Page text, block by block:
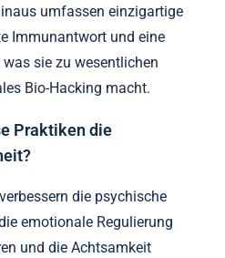
umfassen einzigartige
Immunantwort und eine
sie zu wesentlichen
Bio-Hacking macht.
Praktiken die
die psychische
emotionale Regulierung
und die Achtsamkeit